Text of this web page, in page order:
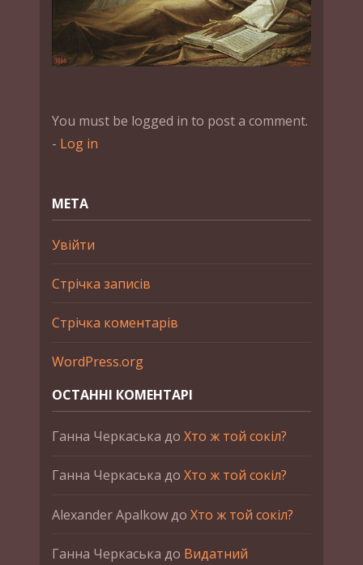
You must be logged in to post a comment.
- Log in
МЕТА
Увійти
Стрічка записів
Стрічка коментарів
WordPress.org
ОСТАННІ КОМЕНТАРІ
Ганна Черкаська до Хто ж той сокіл?
Ганна Черкаська до Хто ж той сокіл?
Alexander Apalkowдо Хто ж той сокіл?
Ганна Черкаська до Видатний